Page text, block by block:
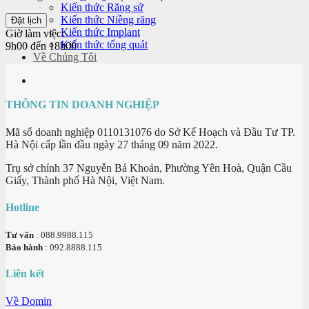
Kiến thức Răng sứ
Kiến thức Niềng răng
Kiến thức Implant
Kiến thức tổng quát
Về Chúng Tôi
Giờ làm việc:
9h00 đến 18h00
THÔNG TIN DOANH NGHIỆP
Mã số doanh nghiệp 0110131076 do Sở Kế Hoạch và Đầu Tư TP.
Hà Nội cấp lần đầu ngày 27 tháng 09 năm 2022.
Trụ sở chính 37 Nguyễn Bá Khoản, Phường Yên Hoà, Quận Cầu
Giấy, Thành phố Hà Nội, Việt Nam.
Hotline
Tư vấn : 088.9988.115
Bảo hành : 092.8888.115
Liên kết
Về Domin